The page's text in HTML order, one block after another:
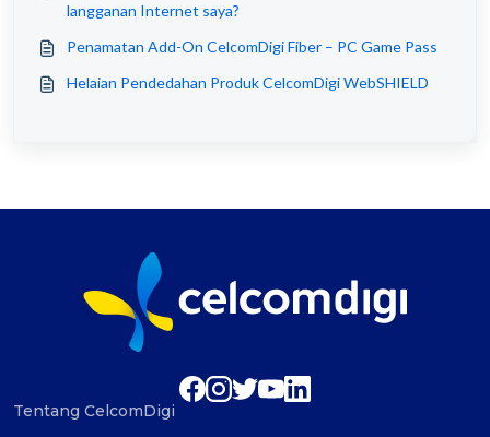
langganan Internet saya?
Penamatan Add-On CelcomDigi Fiber – PC Game Pass
Helaian Pendedahan Produk CelcomDigi WebSHIELD
Tentang CelcomDigi